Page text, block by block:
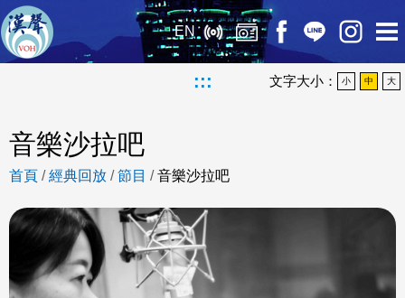
EN
::: 文字大小： 小 中 大
音樂沙拉吧
首頁 /經典回放 /節目 /音樂沙拉吧